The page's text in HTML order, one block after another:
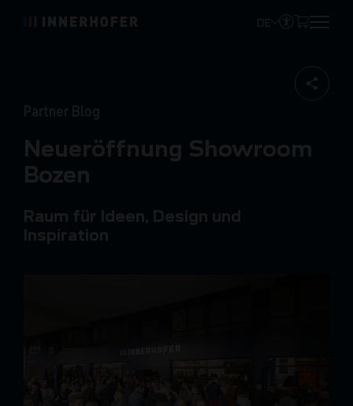
DE
Partner Blog
Neueröffnung Showroom
Bozen
Raum für Ideen, Design und
Inspiration